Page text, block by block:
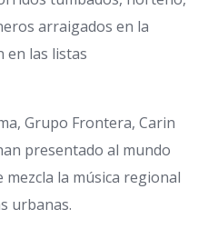
arraigados en la
las listas
Grupo Frontera, Carin
presentado al mundo
la música regional
urbanas.